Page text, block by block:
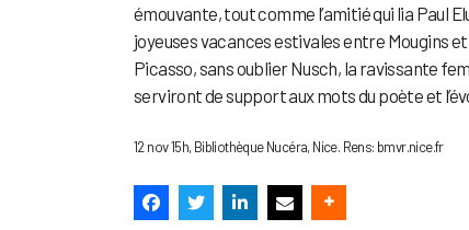
émouvante, tout comme l’amitié qui lia Paul
joyeuses vacances estivales entre Mougins
Picasso, sans oublier Nusch, la ravissante
serviront de support aux mots du poète et
12 nov 15h, Bibliothèque Nucéra, Nice. Rens: bmvr.nice.fr